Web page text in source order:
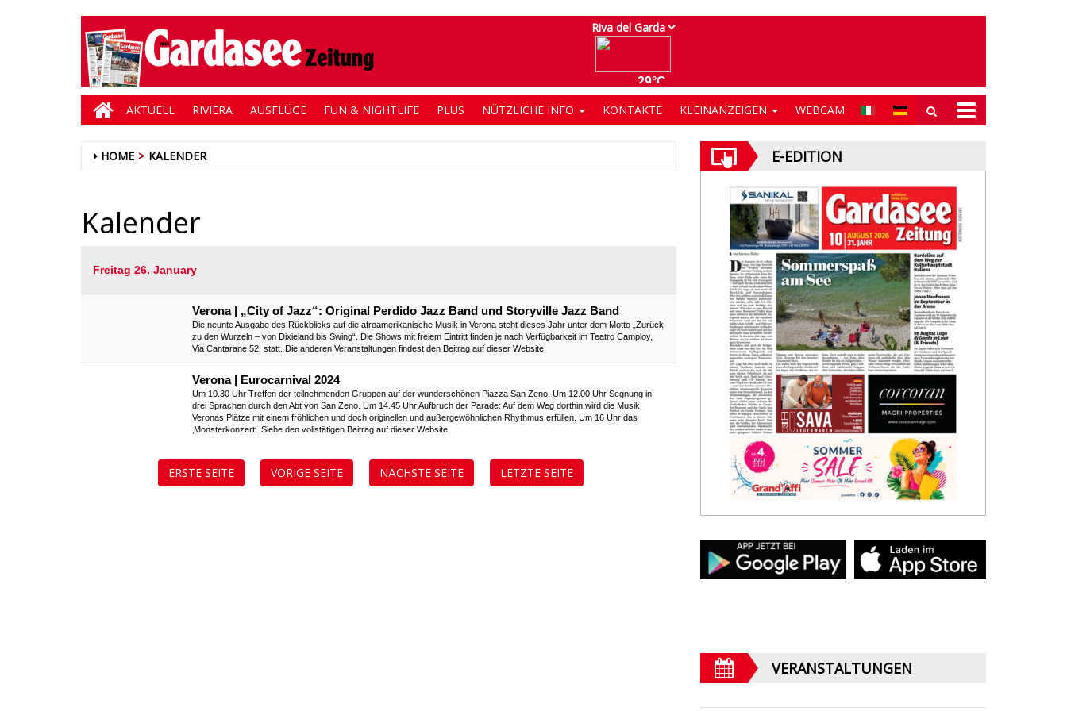
AKTUELL RIVIERA AUSFLÜGE FUN & NIGHTLIFE PLUS NÜTZLICHE INFO KONTAKTE KLEINANZEIGEN WEBCAM
HOME KALENDER
Kalender
Freitag 26. January
Verona | „City of Jazz“: Original Perdido Jazz Band und Storyville Jazz Band
Die neunte Ausgabe des Rückblicks auf die afroamerikanische Musik in Verona steht dieses Jahr unter dem Motto „Zurück
zu den Wurzeln – von Dixieland bis Swing“. Die Shows mit freiem Eintritt finden je nach Verfügbarkeit im Teatro Camploy,
Via Cantarane 52, statt. Die anderen Veranstaltungen findest den Beitrag auf dieser Website
Verona | Eurocarnival 2024
Um 10.30 Uhr Treffen der teilnehmenden Gruppen auf der wunderschönen Piazza San Zeno. Um 12.00 Uhr Segnung in
drei Sprachen durch den Abt von San Zeno. Um 14.45 Uhr Aufbruch der Parade: Auf dem Weg dorthin wird die Musik
Veronas Plätze mit einem fröhlichen und doch originellen und außergewöhnlichen Rhythmus erfüllen. Um 16 Uhr das
‚Monsterkonzert‘. Siehe den vollstätigen Beitrag auf dieser Website
ERSTE SEITE VORIGE SEITE NÄCHSTE SEITE LETZTE SEITE
E-EDITION
VERANSTALTUNGEN